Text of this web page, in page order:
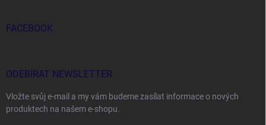
FACEBOOK
ODEBÍRAT NEWSLETTER
Vložte svůj e-mail a my vám budeme zasílat informace o nových
produktech na našem e-shopu.